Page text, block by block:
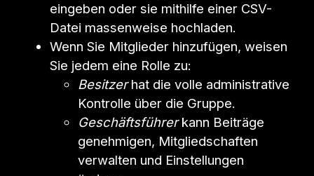
eingeben oder sie mithilfe einer CSV-
Datei massenweise hochladen.
Wenn Sie Mitglieder hinzufügen, weisen
Sie jedem eine Rolle zu:
Besitzerhat die volle administrative
Kontrolle über die Gruppe.
Geschäftsführerkann Beiträge
genehmigen, Mitgliedschaften
verwalten und Einstellungen